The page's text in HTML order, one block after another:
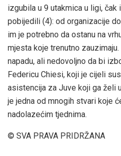
izgubila u 9 utakmica u ligi,
pobijedili (4): od organizacije
im je potrebno da ostanu na
mjesta koje trenutno
napadu, ali nedovoljno da bi
Federicu Chiesi, koji je cijeli
asistencija za Juve koji ga želi
je jedna od mnogih stvari koje
nadolazećim tjednima.
© SVA PRAVA PRIDRŽANA